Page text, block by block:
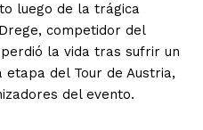
luego de la trágica
competidor del
la vida tras sufrir un
del Tour de Austria,
del evento.